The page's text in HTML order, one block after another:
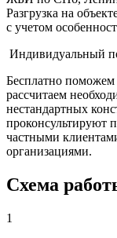
Разгрузка на
с учетом
Индивидуальный
Бесплатно поможем
рассчитаем
нестандартных
проконсультируют
частными
организациями.
Схема
1